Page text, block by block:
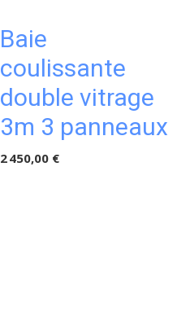
Baie
coulissante
double vitrage
3m 3 panneaux
2 450,00 €